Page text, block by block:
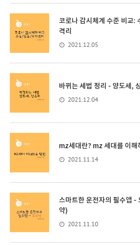
코로나 감시체계 수준 비교:
격리
2021.12.05
바뀌는 세법 정리 - 양도세,
2021.12.04
mz세대란? mz 세대를 이해
2021.11.14
스마트한 운전자의 필수앱
약)
2021.11.10